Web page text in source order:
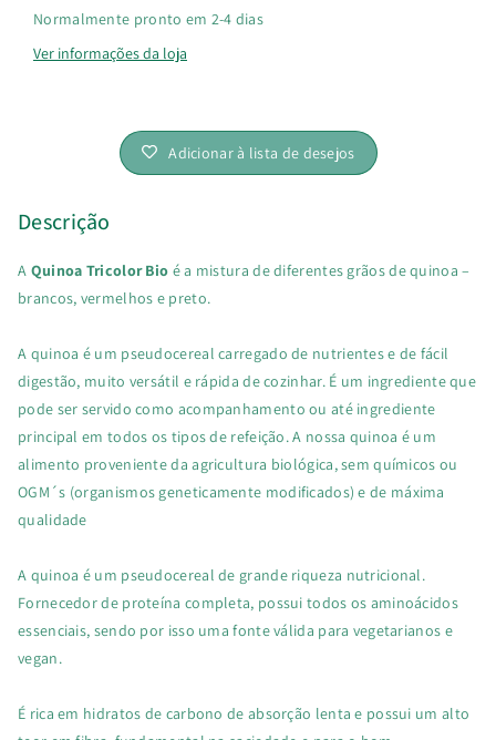
Quinoa
Tricolor
Quinoa
Tricolor
Normalmente pronto em 2-4 dias
Ver informações da loja
Adicionar à lista de desejos
Descrição
A Quinoa Tricolor Bio é a mistura de diferentes grãos de quinoa –
brancos, vermelhos e preto.
A quinoa é um pseudocereal carregado de nutrientes e de fácil
digestão, muito versátil e rápida de cozinhar. É um ingrediente que
pode ser servido como acompanhamento ou até ingrediente
principal em todos os tipos de refeição. A nossa quinoa é um
alimento proveniente da agricultura biológica, sem químicos ou
OGM´s (organismos geneticamente modificados) e de máxima
qualidade
A quinoa é um pseudocereal de grande riqueza nutricional.
Fornecedor de proteína completa, possui todos os aminoácidos
essenciais, sendo por isso uma fonte válida para vegetarianos e
vegan.
É rica em hidratos de carbono de absorção lenta e possui um alto